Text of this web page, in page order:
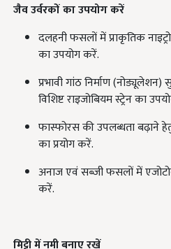
जैव उर्वरकों का उपयोग करें
दलहनी फसलों में प्राकृतिक
का उपयोग करें.
प्रभावी गांठ निर्माण
विशिष्ट राइजोबियम स्ट्रेन का
फास्फोरस की उपलब्धता बढ़ाने
का प्रयोग करें.
अनाज एवं सब्जी फसलों में
करें.